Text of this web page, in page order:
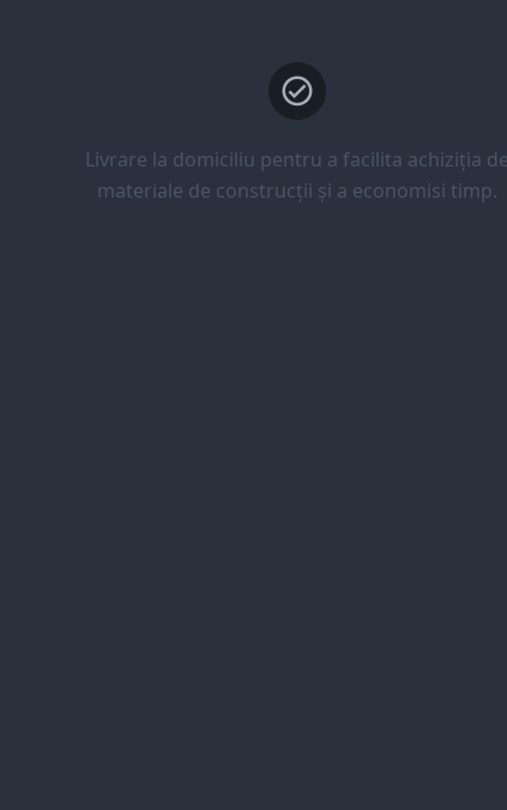
Livrare la domiciliu pentru a facilita achiziția de
materiale de construcții și a economisi timp.